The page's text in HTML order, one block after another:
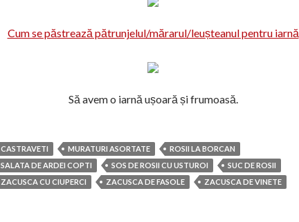
Cum se păstrează pătrunjelul/mărarul/leușteanul pentru iarnă
Să avem o iarnă ușoară și frumoasă.
CASTRAVETI MURATURI ASORTATE
ROSII LA BORCAN
SALATA DE ARDEI COPTI
SOS DE ROSII CU USTUROI
SUC DE ROSII
ZACUSCA CU CIUPERCI
ZACUSCA DE FASOLE ZACUSCA DE VINETE